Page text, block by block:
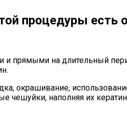
процедуры есть
и прямыми на длительный
окрашивание,
чешуйки, наполняя их